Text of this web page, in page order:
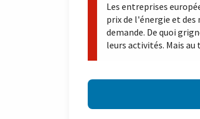
Les entreprises
prix de l'énergie et
demande. De quoi
leurs activités. Mais